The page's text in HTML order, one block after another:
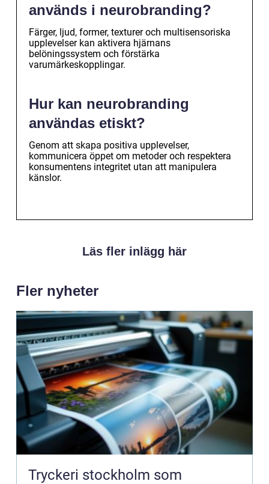
används i neurobranding?
Färger, ljud, former, texturer och multisensoriska
upplevelser kan aktivera hjärnans
belöningssystem och förstärka
varumärkeskopplingar.
Hur kan neurobranding
användas etiskt?
Genom att skapa positiva upplevelser,
kommunicera öppet om metoder och respektera
konsumentens integritet utan att manipulera
känslor.
Läs fler inlägg här
Fler nyheter
Tryckeri stockholm som